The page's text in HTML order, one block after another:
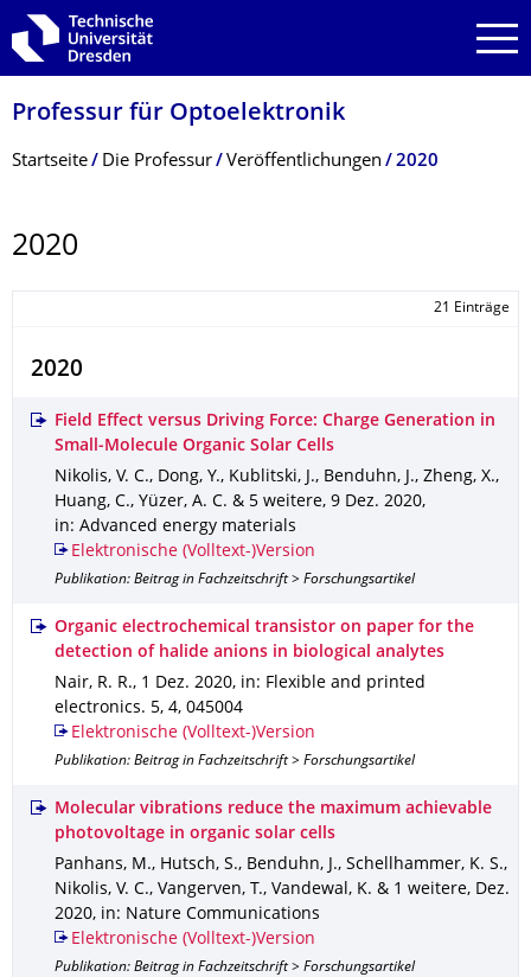
Zur Hauptnavigation springen
Zur Suche springen
Zum Inhalt springen
Professur für Optoelektronik
Breadcrumb-Menü
Startseite Die Professur Veröffentlichungen 2020
2020
21 Einträge
2020
Field Effect versus Driving Force: Charge Generation in
Small‐Molecule Organic Solar Cells
Nikolis, V. C., Dong, Y., Kublitski, J., Benduhn, J., Zheng, X.,
Huang, C., Yüzer, A. C. & 5 weitere, 9 Dez. 2020,
in: Advanced energy materials
Elektronische (Volltext-)Version
Publikation: Beitrag in Fachzeitschrift > Forschungsartikel
Organic electrochemical transistor on paper for the
detection of halide anions in biological analytes
Nair, R. R., 1 Dez. 2020, in: Flexible and printed
electronics. 5, 4, 045004
Elektronische (Volltext-)Version
Publikation: Beitrag in Fachzeitschrift > Forschungsartikel
Molecular vibrations reduce the maximum achievable
photovoltage in organic solar cells
Panhans, M., Hutsch, S., Benduhn, J., Schellhammer, K. S.,
Nikolis, V. C., Vangerven, T., Vandewal, K. & 1 weitere, Dez.
2020, in: Nature Communications
Elektronische (Volltext-)Version
Publikation: Beitrag in Fachzeitschrift > Forschungsartikel